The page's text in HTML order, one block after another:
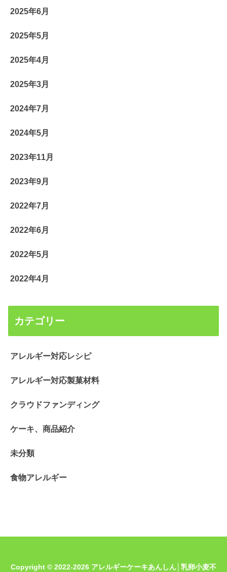
2025年6月
2025年5月
2025年4月
2025年3月
2024年7月
2024年5月
2023年11月
2023年9月
2022年7月
2022年6月
2022年5月
2022年4月
カテゴリー
アレルギー対応レシピ
アレルギー対応製菓材料
クラウドファンディング
ケーキ、商品紹介
未分類
食物アレルギー
Copyright © 2022-2026 アレルギーケーキあんしん│乳卵小麦不